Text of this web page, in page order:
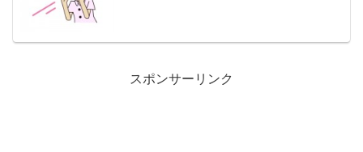
スポンサーリンク